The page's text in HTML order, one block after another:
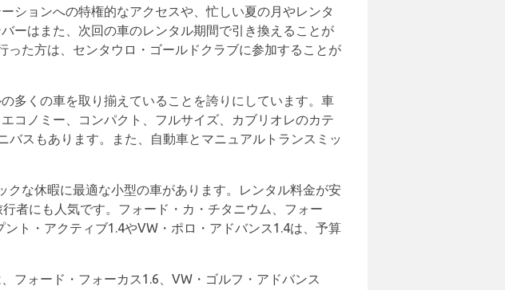
ションへの特権的なアクセスや、忙しい夏の月やレンタ
ーはまた、次回の車のレンタル期間で引き換えることが
た方は、センタウロ・ゴールドクラブに参加することが
多くの車を取り揃えていることを誇りにしています。車
コノミー、コンパクト、フルサイズ、カブリオレのカテ
スもあります。また、自動車とマニュアルトランスミッ
な休暇に最適な小型の車があります。レンタル料金が安
者にも人気です。フォード・カ・チタニウム、フォー
ト・アクティブ1.4やVW・ポロ・アドバンス1.4は、予算
フォード・フォーカス1.6、VW・ゴルフ・アドバンス